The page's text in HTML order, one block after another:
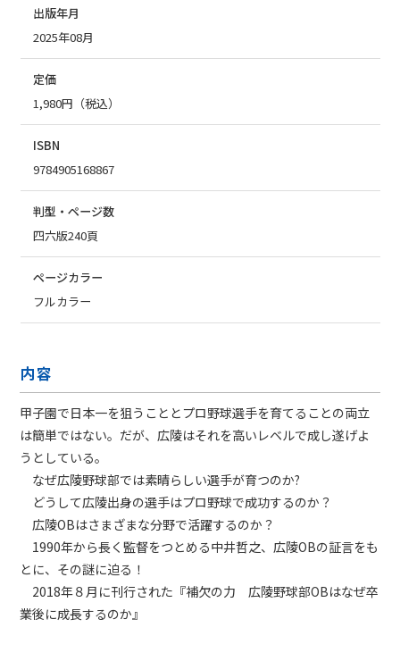
出版年月
2025年08月
定価
1,980円（税込）
ISBN
9784905168867
判型・ページ数
四六版240頁
ページカラー
フルカラー
内容
甲子園で日本一を狙うこととプロ野球選手を育てることの両立
は簡単ではない。だが、広陵はそれを高いレベルで成し遂げよ
うとしている。
なぜ広陵野球部では素晴らしい選手が育つのか?
どうして広陵出身の選手はプロ野球で成功するのか？
広陵OBはさまざまな分野で活躍するのか？
1990年から長く監督をつとめる中井哲之、広陵OBの証言をも
とに、その謎に迫る！
2018年８月に刊行された『補欠の力 広陵野球部OBはなぜ卒
業後に成長するのか』